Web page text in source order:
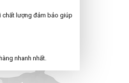
chất lượng đảm bảo giúp
nhanh nhất.